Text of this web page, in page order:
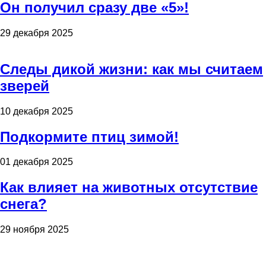
Он получил сразу две «5»!
29 декабря 2025
Следы дикой жизни: как мы считаем
зверей
10 декабря 2025
Подкормите птиц зимой!
01 декабря 2025
Как влияет на животных отсутствие
снега?
29 ноября 2025